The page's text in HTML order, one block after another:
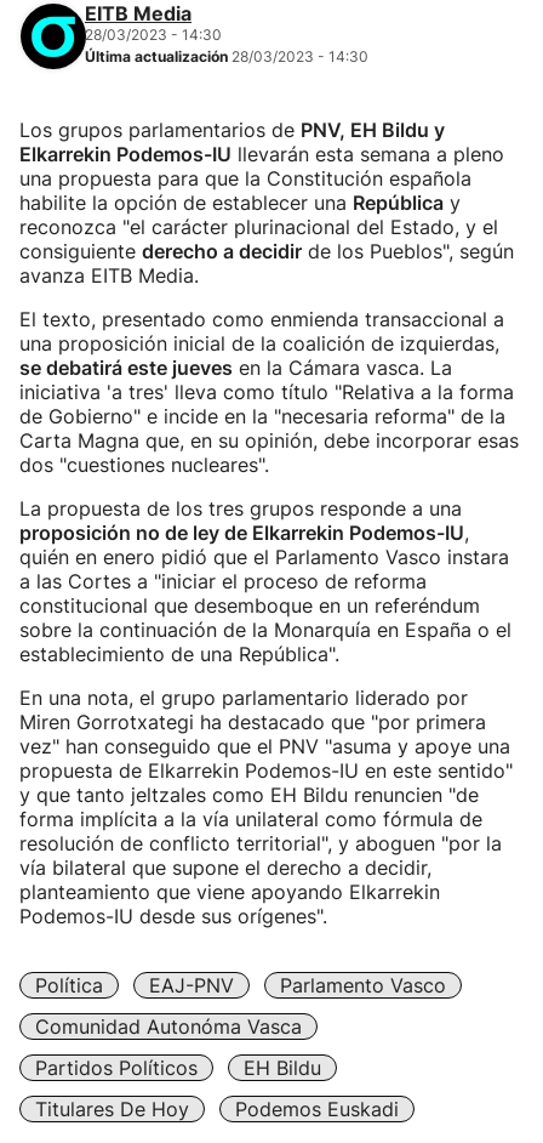
EITB Media
28/03/2023 - 14:30
Última actualización 28/03/2023 - 14:30
Los grupos parlamentarios de PNV, EH Bildu y
Elkarrekin Podemos-IU llevarán esta semana a pleno
una propuesta para que la Constitución española
habilite la opción de establecer una República y
reconozca "el carácter plurinacional del Estado, y el
consiguiente derecho a decidir de los Pueblos", según
avanza EITB Media.
El texto, presentado como enmienda transaccional a
una proposición inicial de la coalición de izquierdas,
se debatirá este jueves en la Cámara vasca. La
iniciativa 'a tres' lleva como título "Relativa a la forma
de Gobierno" e incide en la "necesaria reforma" de la
Carta Magna que, en su opinión, debe incorporar esas
dos "cuestiones nucleares".
La propuesta de los tres grupos responde a una
proposición no de ley de Elkarrekin Podemos-IU,
quién en enero pidió que el Parlamento Vasco instara
a las Cortes a "iniciar el proceso de reforma
constitucional que desemboque en un referéndum
sobre la continuación de la Monarquía en España o el
establecimiento de una República".
En una nota, el grupo parlamentario liderado por
Miren Gorrotxategi ha destacado que "por primera
vez" han conseguido que el PNV "asuma y apoye una
propuesta de Elkarrekin Podemos-IU en este sentido"
y que tanto jeltzales como EH Bildu renuncien "de
forma implícita a la vía unilateral como fórmula de
resolución de conflicto territorial", y aboguen "por la
vía bilateral que supone el derecho a decidir,
planteamiento que viene apoyando Elkarrekin
Podemos-IU desde sus orígenes".
Política EAJ-PNV
Parlamento Vasco
Comunidad Autonóma Vasca
Partidos Políticos
EH Bildu
Titulares De Hoy
Podemos Euskadi